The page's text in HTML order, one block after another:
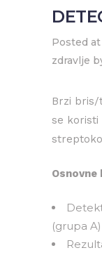
Posted at
zdravlje
Brzi bris/
se koristi
(grupa